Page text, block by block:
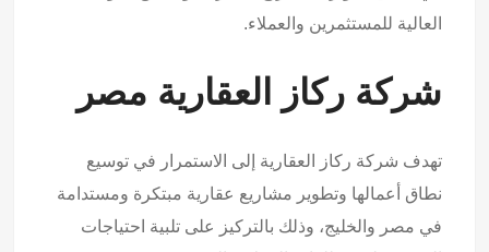
العالية للمستثمرين والعملاء.
شركة ركاز العقارية مصر
تهدف شركة ركاز العقارية إلى الاستمرار في توسيع
نطاق أعمالها وتطوير مشاريع عقارية مبتكرة ومستدامة
في مصر والخليج، وذلك بالتركيز على تلبية احتياجات